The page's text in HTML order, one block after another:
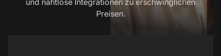
und nahtlose Integrationen zu erschwinglichen
Preisen.